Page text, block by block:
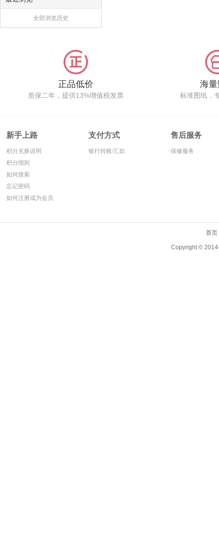
全部浏览历史
正品低价
质保二年，提供13%增值税发票
海
标准图纸，
新手上路
积分兑换说明
积分细则
如何搜索
忘记密码
如何注册成为会员
支付方式
银行转账/汇款
售后服务
保修服务
首页
Copyright ©